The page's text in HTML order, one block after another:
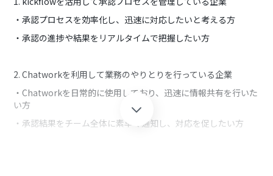
・承認プロセスを効率化し、迅速に対応したいと考える方
・承認の進捗や結果をリアルタイムで把握したい方
2. Chatworkを利用して業務のやりとりを行っている企業
・Chatworkを日常的に使用しており、迅速に情報共有を行いた
い方
・承認結果をチーム全体に素早く通知し、対応を促したい方